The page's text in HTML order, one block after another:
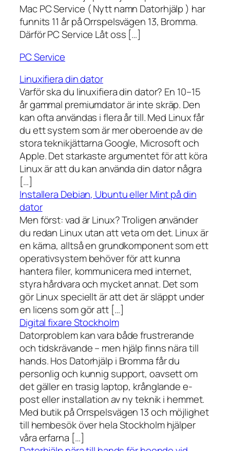
Mac PC Service ( Nytt namn Datorhjälp ) har
funnits 11 år på Orrspelsvägen 13, Bromma.
Därför PC Service Låt oss […]
PC Service
Linuxifiera din dator
Varför ska du linuxifiera din dator? En 10–15
år gammal premiumdator är inte skräp. Den
kan ofta användas i flera år till. Med Linux får
du ett system som är mer oberoende av de
stora teknikjättarna Google, Microsoft och
Apple. Det starkaste argumentet för att köra
Linux är att du kan använda din dator några
[…]
Installera Debian, Ubuntu eller Mint på din
dator
Men först: vad är Linux? Troligen använder
du redan Linux utan att veta om det. Linux är
en kärna, alltså en grundkomponent som ett
operativsystem behöver för att kunna
hantera filer, kommunicera med internet,
styra hårdvara och mycket annat. Det som
gör Linux speciellt är att det är släppt under
en licens som gör att […]
Digital fixare Stockholm
Datorproblem kan vara både frustrerande
och tidskrävande – men hjälp finns nära till
hands. Hos Datorhjälp i Bromma får du
personlig och kunnig support, oavsett om
det gäller en trasig laptop, krånglande e-
post eller installation av ny teknik i hemmet.
Med butik på Orrspelsvägen 13 och möjlighet
till hembesök över hela Stockholm hjälper
våra erfarna […]